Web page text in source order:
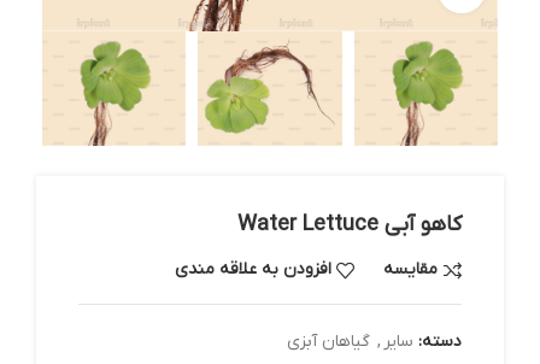
کاهو آبی Water Lettuce
مقایسه افزودن به علاقه مندی
دسته: سایر , گیاهان آبزی